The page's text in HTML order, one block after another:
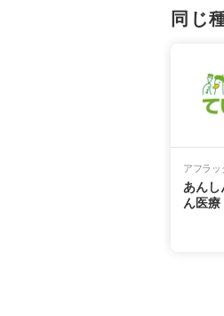
同じ
アフラッ
あん
ん医療